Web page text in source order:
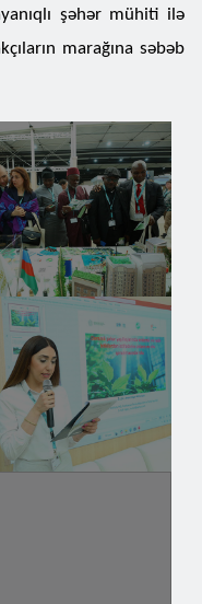
şəhər mühiti ilə
marağına səbəb